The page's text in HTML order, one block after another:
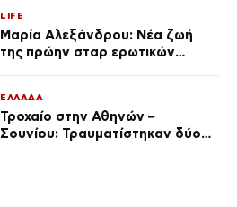
ποια είσαι σοκαρίστικα»
LIFE
Μαρία Αλεξάνδρου: Νέα ζωή
της πρώην σταρ ερωτικών
(Φωτογραφίες)
ΕΛΛΑΔΑ
Τροχαίο στην Αθηνών –
Σουνίου: Τραυματίστηκαν δύο